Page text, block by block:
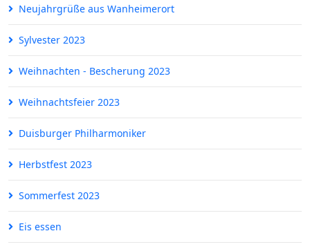
Neujahrgrüße aus Wanheimerort
Sylvester 2023
Weihnachten - Bescherung 2023
Weihnachtsfeier 2023
Duisburger Philharmoniker
Herbstfest 2023
Sommerfest 2023
Eis essen